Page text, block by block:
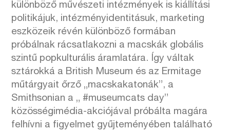
különböző művészeti intézmények is kiállítási
politikájuk, intézményidentitásuk, marketing
eszközeik révén különböző formában
próbálnak rácsatlakozni a macskák globális
szintű popkulturális áramlatára. Így váltak
sztárokká a British Museum és az Ermitage
műtárgyait őrző „macskakatonák”, a
Smithsonian a „ #museumcats day”
közösségimédia-akciójával próbálta magára
felhívni a figyelmet gyűjteményében található